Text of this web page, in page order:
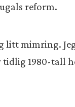
reform.
litt mimring.
tidlig 1980-tall